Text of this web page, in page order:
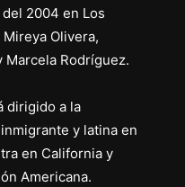
2004 en Los
Olivera,
Marcela Rodríguez.
dirigido a la
y latina en
en California y
Americana.